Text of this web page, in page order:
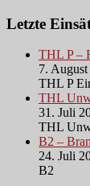
Letzte
THL P –
7.
THL P
THL
31. Juli
THL
B2 –
24. Juli
B2